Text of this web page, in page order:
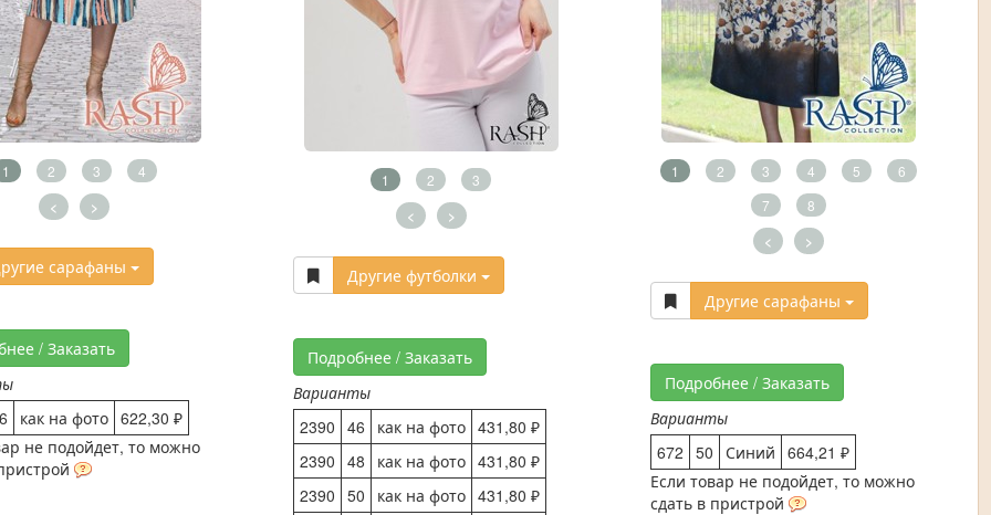
1 2 3 4
< >
сарафаны
/ Заказать
как на фото 622,30 ₽
не подойдет, то можно
1 2 3
< >
Другие футболки
Подробнее / Заказать
Варианты
2390 46 как на фото 431,80 ₽
2390 48 как на фото 431,80 ₽
2390 50 как на фото 431,80 ₽
1 2 3 4 5
6
7
8
< >
Другие сарафаны
Подробнее / Заказать
Варианты
672 50 Синий 664,21 ₽
Если товар не подойдет, то можно
сдать в пристрой